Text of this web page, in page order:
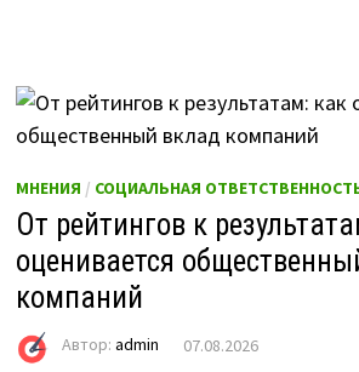
МНЕНИЯ / СОЦИАЛЬНАЯ
От рейтингов к
оценивается
компаний
Автор: admin 07.08.2026